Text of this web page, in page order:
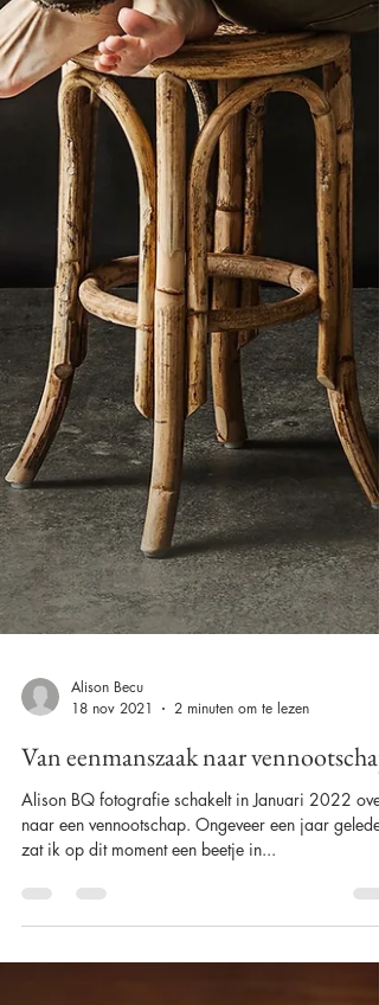
Alison Becu
18 nov 2021
2 minuten om te lezen
Van eenmanszaak naar vennootschap.